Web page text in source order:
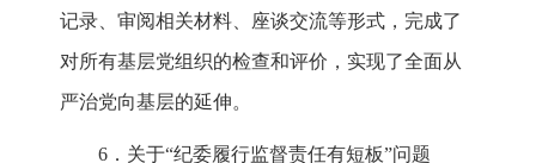
记录、审阅相关材料、座谈交流等形式，完成了
对所有基层党组织的检查和评价，实现了全面从
严治党向基层的延伸。
6．关于“纪委履行监督责任有短板”问题